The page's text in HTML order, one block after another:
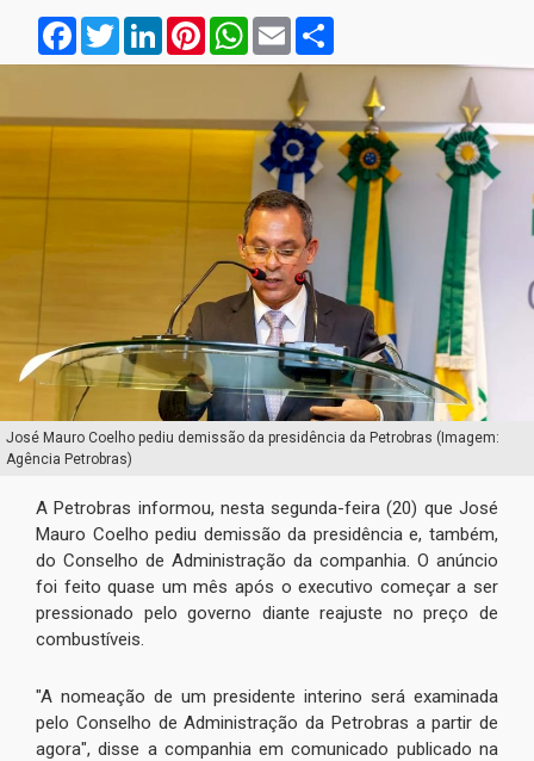
FacebookTwitterLinkedInPinterestWhatsApp
Email
José Mauro Coelho pediu demissão da presidência da Petrobras (Imagem:
Agência Petrobras)
A Petrobras informou, nesta segunda-feira (20) que José
Mauro Coelho pediu demissão da presidência e, também,
do Conselho de Administração da companhia. O anúncio
foi feito quase um mês após o executivo começar a ser
pressionado pelo governo diante reajuste no preço de
combustíveis.
"A nomeação de um presidente interino será examinada
pelo Conselho de Administração da Petrobras a partir de
agora", disse a companhia em comunicado publicado na